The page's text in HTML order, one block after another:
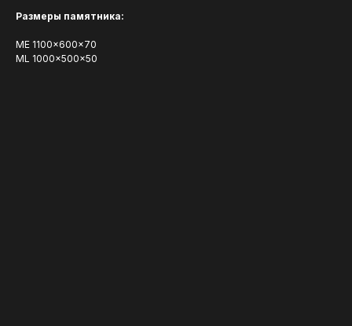
Размеры памятника:
ME 1100x600x70
ML 1000x500x50